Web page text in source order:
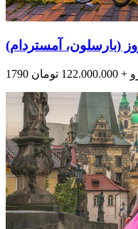
(بارسلون، آمستردام)
تومان